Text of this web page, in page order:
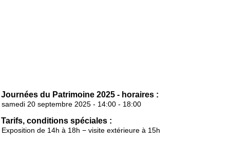
Journées du Patrimoine 2025 - horaires :
samedi 20 septembre 2025 - 14:00 - 18:00
Tarifs, conditions spéciales :
Exposition de 14h à 18h − visite extérieure à 15h